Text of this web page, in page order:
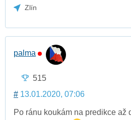
Zlín
palma
515
# 13.01.2020, 07:06
Po ránu koukám na predikce až